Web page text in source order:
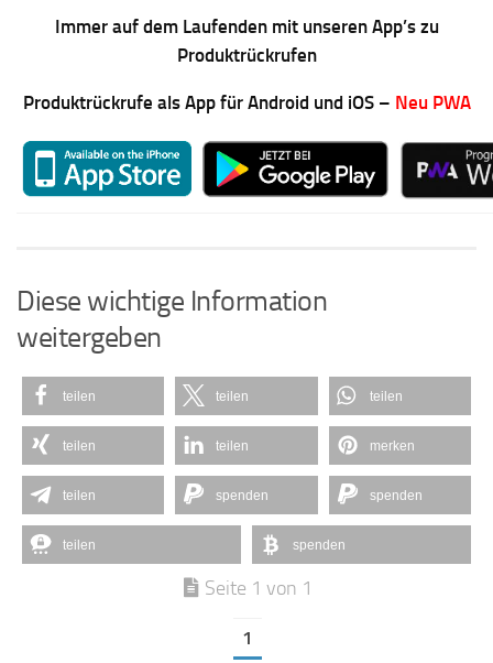
Immer auf dem Laufenden mit unseren App’s zu
Produktrückrufen
Produktrückrufe als App für Android und iOS – Neu PWA
Diese wichtige Information
weitergeben
teilen teilen teilen
teilen teilen merken
teilen spenden spenden
teilen spenden
Seite 1 von 1
1